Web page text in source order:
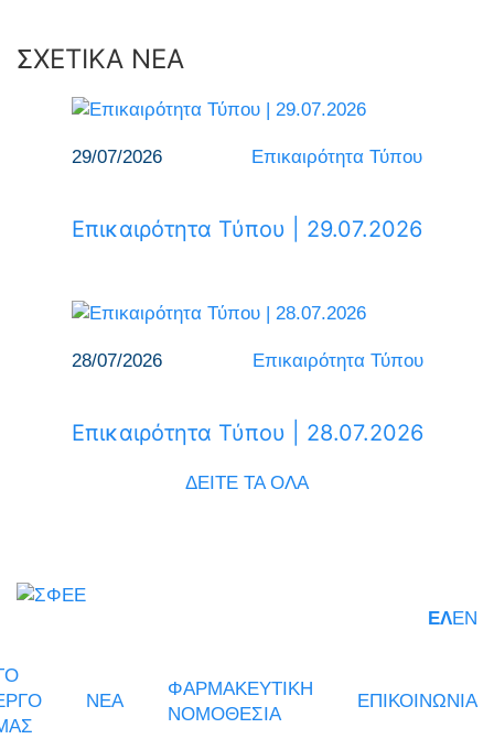
ΣΧΕΤΙΚΑ ΝΕΑ
29/07/2026 Επικαιρότητα Τύπου
Επικαιρότητα Τύπου | 29.07.2026
28/07/2026 Επικαιρότητα Τύπου
Επικαιρότητα Τύπου | 28.07.2026
ΔΕΙΤΕ ΤΑ ΟΛΑ
ΕΛEN
ΝΕΑ
ΦΑΡΜΑΚΕΥΤΙΚΗ
ΝΟΜΟΘΕΣΙΑ
ΕΠΙΚΟΙΝΩΝΙΑ